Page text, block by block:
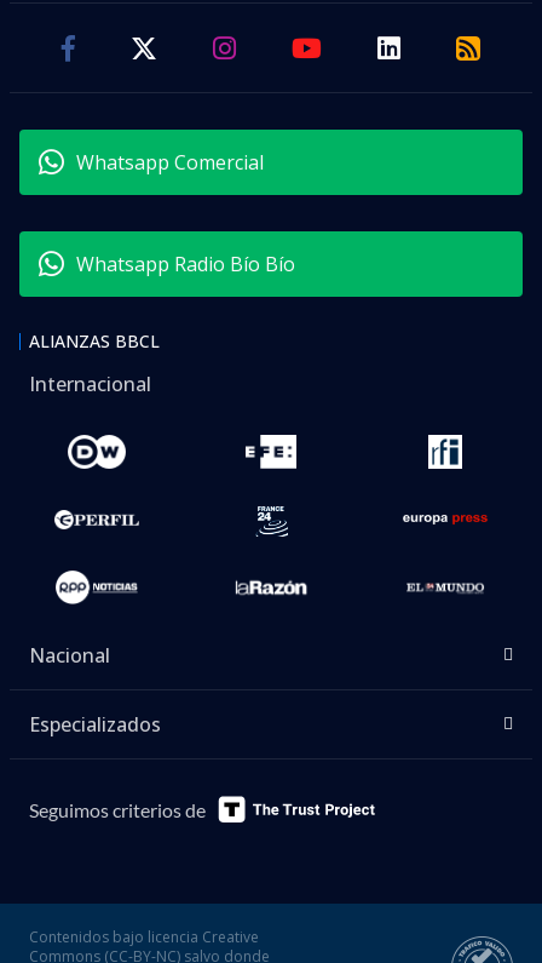
Whatsapp Comercial
Whatsapp Radio Bío Bío
ALIANZAS BBCL
Internacional
Nacional
Especializados
Seguimos criterios de
Contenidos bajo licencia Creative
Commons (CC-BY-NC) salvo donde